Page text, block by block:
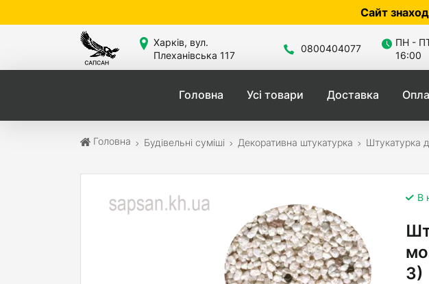
Сайт знаходиться в
Харків, вул.
Плеханівська 117
0800404077
ПН -
16:00
Головна Усі товари Доставка
Головна Будівельні суміші Декоративна штукатурка Штукатурка
В
3)